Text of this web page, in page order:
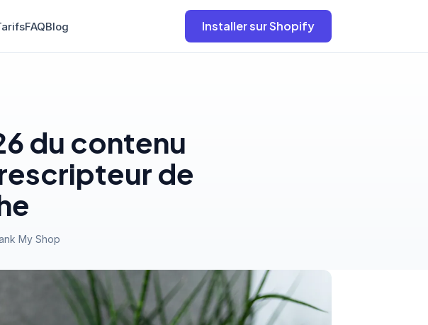
FAQBlog Installer sur Shopify
du contenu
de
My Shop